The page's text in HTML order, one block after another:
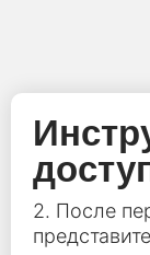
2. После